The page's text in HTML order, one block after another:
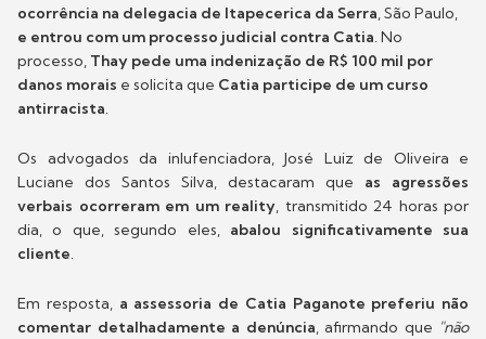
ocorrência na delegacia de Itapecerica da Serra, São Paulo,
e entrou com um processo judicial contra Catia. No
processo, Thay pede uma indenização de R$ 100 mil por
danos morais e solicita que Catia participe de um curso
antirracista.
Os advogados da inlufenciadora, José Luiz de Oliveira e
Luciane dos Santos Silva, destacaram que as agressões
verbais ocorreram em um reality, transmitido 24 horas por
dia, o que, segundo eles,abalou significativamente sua
cliente.
Em resposta, a assessoria de Catia Paganote preferiu não
comentar detalhadamente a denúncia, afirmando que "não